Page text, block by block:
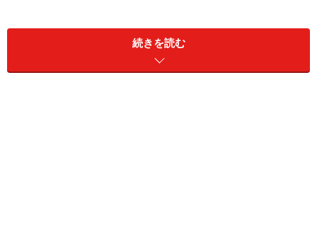
はたしてエグゼクティブ・ペストリーシェフのダヴィッ
ド・ギマレス氏は、伝統的なヨーロッパのクリスマスデ
ザートを、どのようにしてオトナカワイイスイーツに仕
続きを読む